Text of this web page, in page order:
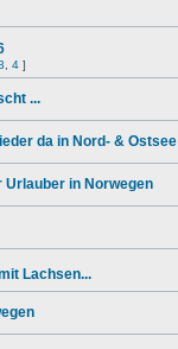
4 ]
...
da in Nord- & Ostsee
in Norwegen
Lachsen...